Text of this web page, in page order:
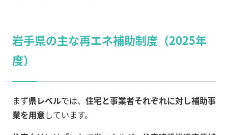
岩手県の主な再エネ補助制度（2025年
度）
まず県レベルでは、 住宅と事業者それぞれに対し補助事
業を用意しています。